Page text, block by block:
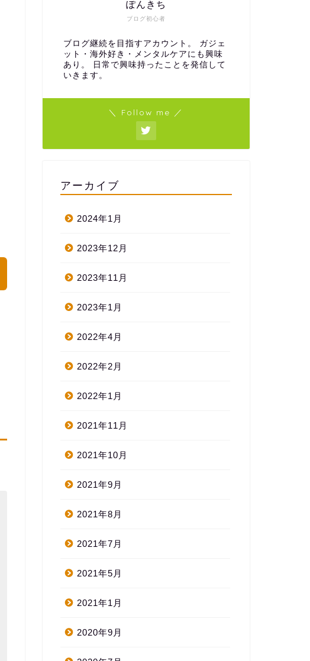
ブログ初心者
ぽんきち
ブログ継続を目指すアカウント。 ガジェ
ット・海外好き・メンタルケアにも興味
あり。 日常で興味持ったことを発信して
いきます。
＼ Follow me ／
アーカイブ
2024年1月
2023年12月
2023年11月
2023年1月
2022年4月
2022年2月
2022年1月
2021年11月
2021年10月
2021年9月
2021年8月
2021年7月
2021年5月
2021年1月
2020年9月